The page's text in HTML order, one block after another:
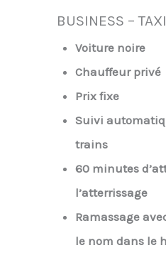
BUSINESS –
Voiture noire
Chauffeur privé
Prix fixe
Suivi
trains
60 minutes
l’atterrissage
Ramassage
le nom dans le